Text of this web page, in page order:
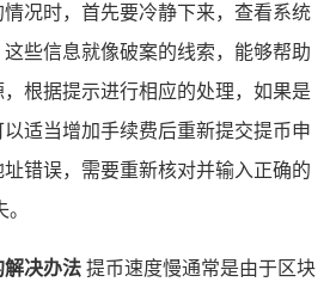
况时，首先要冷静下来，查看系统
些信息就像破案的线索，能够帮助
根据提示进行相应的处理，如果是
适当增加手续费后重新提交提币申
错误，需要重新核对并输入正确的
解决办法 提币速度慢通常是由于区块